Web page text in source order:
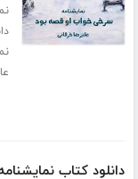
دانلود کتاب